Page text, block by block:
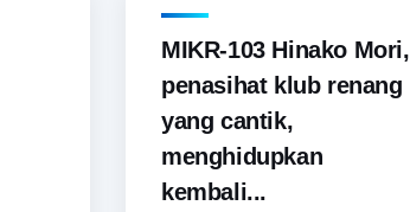
MIKR-103 Hinako Mori,
penasihat klub renang
yang cantik,
menghidupkan
kembali...